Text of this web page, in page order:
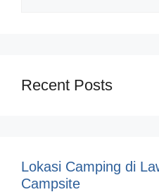
Recent Posts
Lokasi Camping di
Campsite